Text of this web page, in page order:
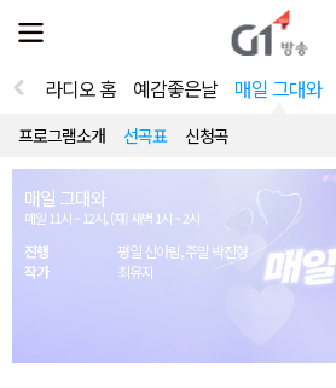
전
체
뉴
열
라디오 홈 예감좋은날 매일 그대와
프로그램소개 선곡표 신청곡
매일 그대와
매일 11시 ~ 12시, (재) 새벽 1시 ~ 2시
진행
평일 신아림, 주말 박진형
작가
최유지